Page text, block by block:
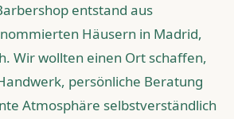
entstand aus
Häusern in Madrid,
Wir wollten einen Ort schaffen,
persönliche Beratung
Atmosphäre selbstverständlich